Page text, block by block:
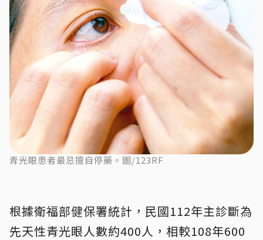
青光眼患者最忌擅自停藥。圖/123RF
根據衛福部健保署統計，民國112年主診斷為
先天性青光眼人數約400人，相較108年600